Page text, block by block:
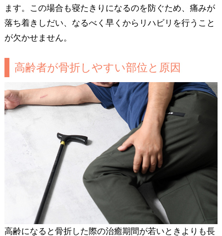
ます。この場合も寝たきりになるのを防ぐため、痛みが
落ち着きしだい、なるべく早くからリハビリを行うこと
が欠かせません。
高齢者が骨折しやすい部位と原因
高齢になると骨折した際の治癒期間が若いときよりも長